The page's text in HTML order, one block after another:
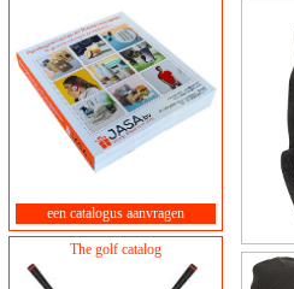
een catalogus aanvragen
The golf catalog